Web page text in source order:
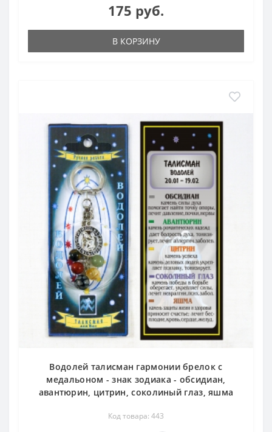
175 руб.
В КОРЗИНУ
Водолей талисман гармонии брелок с
медальоном - знак зодиака - обсидиан,
авантюрин, цитрин, соколиный глаз, яшма
Код товара: 443